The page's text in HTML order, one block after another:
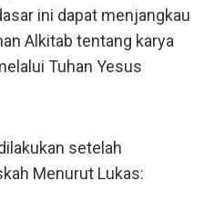
ini dapat menjangkau
Alkitab tentang karya
Tuhan Yesus
setelah
Menurut Lukas: